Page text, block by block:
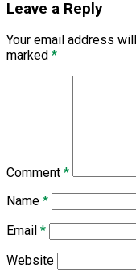
Leave a Reply
Your email address
marked *
Comment *
Name *
Email *
Website